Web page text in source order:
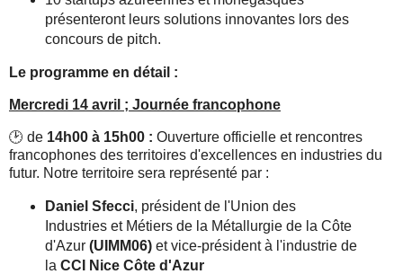
présenteront leurs solutions innovantes lors des
concours de pitch.
Le programme en détail :
Mercredi 14 avril ; Journée francophone
🕑 de 14h00 à 15h00 : Ouverture officielle et rencontres
francophones des territoires d'excellences en industries du
futur. Notre territoire sera représenté par :
Daniel Sfecci, président de l'Union des
Industries et Métiers de la Métallurgie de la Côte
d'Azur (UIMM06)et vice-président à l'industrie de
la CCI Nice Côte d'Azur